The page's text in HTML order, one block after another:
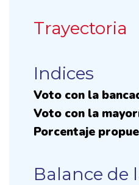
Trayectoria
Indices
Voto con la
Voto con la
Porcentaje
Balance de